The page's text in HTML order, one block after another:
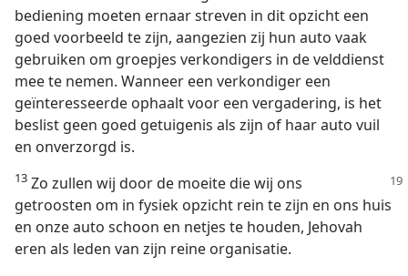
bediening moeten ernaar streven in dit opzicht een
goed voorbeeld te zijn, aangezien zij hun auto vaak
gebruiken om groepjes verkondigers in de velddienst
mee te nemen. Wanneer een verkondiger een
geïnteresseerde ophaalt voor een vergadering, is het
beslist geen goed getuigenis als zijn of haar auto vuil
en onverzorgd is.
13 Zo zullen wij door de moeite die wij ons
getroosten om in fysiek opzicht rein te zijn en ons huis
en onze auto schoon en netjes te houden, Jehovah
eren als leden van zijn reine organisatie.